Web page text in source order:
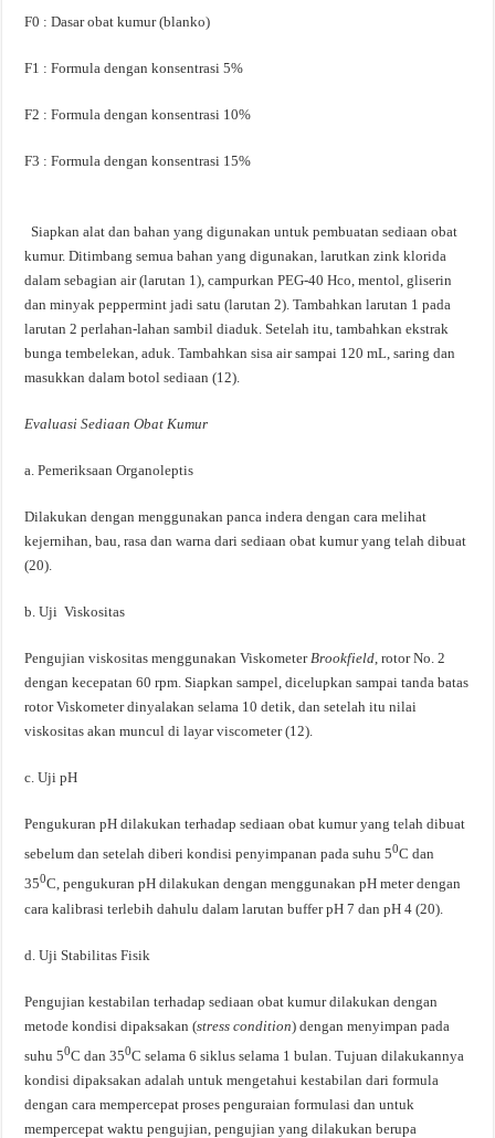
F0 : Dasar obat kumur (blanko)
F1 : Formula dengan konsentrasi 5%
F2 : Formula dengan konsentrasi 10%
F3 : Formula dengan konsentrasi 15%
Siapkan alat dan bahan yang digunakan untuk pembuatan sediaan obat
kumur. Ditimbang semua bahan yang digunakan, larutkan zink klorida
dalam sebagian air (larutan 1), campurkan PEG-40 Hco, mentol, gliserin
dan minyak peppermint jadi satu (larutan 2). Tambahkan larutan 1 pada
larutan 2 perlahan-lahan sambil diaduk. Setelah itu, tambahkan ekstrak
bunga tembelekan, aduk. Tambahkan sisa air sampai 120 mL, saring dan
masukkan dalam botol sediaan (12).
Evaluasi Sediaan Obat Kumur
a. Pemeriksaan Organoleptis
Dilakukan dengan menggunakan panca indera dengan cara melihat
kejernihan, bau, rasa dan warna dari sediaan obat kumur yang telah dibuat
(20).
b. Uji Viskositas
Pengujian viskositas menggunakan ViskometerBrookfield, rotor No. 2
dengan kecepatan 60 rpm. Siapkan sampel, dicelupkan sampai tanda batas
rotor Viskometer dinyalakan selama 10 detik, dan setelah itu nilai
viskositas akan muncul di layar viscometer (12).
c. Uji pH
Pengukuran pH dilakukan terhadap sediaan obat kumur yang telah dibuat
sebelum dan setelah diberi kondisi penyimpanan pada suhu 50C dan
350C, pengukuran pH dilakukan dengan menggunakan pH meter dengan
cara kalibrasi terlebih dahulu dalam larutan buffer pH 7 dan pH 4 (20).
d. Uji Stabilitas Fisik
Pengujian kestabilan terhadap sediaan obat kumur dilakukan dengan
metode kondisi dipaksakan (stress condition) dengan menyimpan pada
suhu 50C dan 350C selama 6 siklus selama 1 bulan. Tujuan dilakukannya
kondisi dipaksakan adalah untuk mengetahui kestabilan dari formula
dengan cara mempercepat proses penguraian formulasi dan untuk
mempercepat waktu pengujian, pengujian yang dilakukan berupa